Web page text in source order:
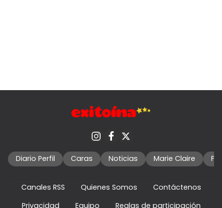
Diario Perfil Caras Noticias Marie Claire
Canales RSS Quienes Somos
Contáctenos
Privacidad
Equipo Reglas de participación